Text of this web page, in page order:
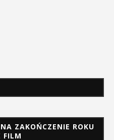
ZAKOŃCZENIE ROKU
FILM